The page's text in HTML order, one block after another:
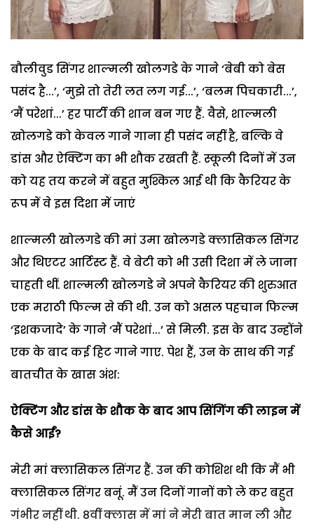
बौलीवुड सिंगर शाल्मली खोलगडे के गाने ‘बेबी को बेस
पसंद है...’, ‘मुझे तो तेरी लत लग गई...’, ‘बलम पिचकारी...’,
‘मैं परेशां...’ हर पार्टी की शान बन गए हैं. वैसे, शाल्मली
खोलगडे को केवल गाने गाना ही पसंद नहीं है, बल्कि वे
डांस और ऐक्टिंग का भी शौक रखती हैं. स्कूली दिनों में उन
को यह तय करने में बहुत मुश्किल आई थी कि कैरियर के
रूप में वे इस दिशा में जाएं
शाल्मली खोलगडे की मां उमा खोलगडे क्लासिकल सिंगर
और थिएटर आर्टिस्ट हैं. वे बेटी को भी उसी दिशा में ले जाना
चाहती थीं. शाल्मली खोलगडे ने अपने कैरियर की शुरुआत
एक मराठी फिल्म से की थी. उन को असल पहचान फिल्म
‘इशकजादे’ के गाने ‘मैं परेशां...’ से मिली. इस के बाद उन्होंने
एक के बाद कई हिट गाने गाए. पेश हैं, उन के साथ की गई
बातचीत के खास अंश:
ऐक्टिंग और डांस के शौक के बाद आप सिंगिंग की लाइन में
कैसे आईं?
मेरी मां क्लासिकल सिंगर हैं. उन की कोशिश थी कि मैं भी
क्लासिकल सिंगर बनूं. मैं उन दिनों गानों को ले कर बहुत
गंभीर नहीं थी. 8वीं क्लास में मां ने मेरी बात मान ली और